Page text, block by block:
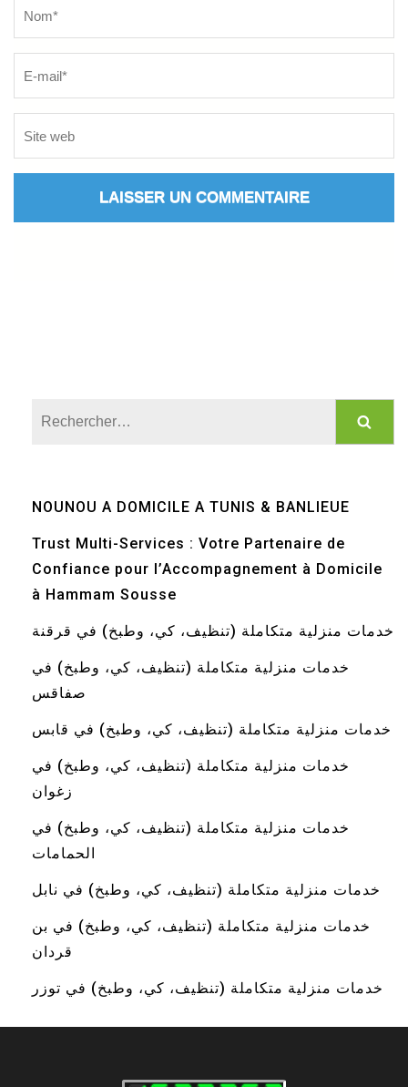
NOUNOU A DOMICILE A TUNIS & BANLIEUE
Trust Multi-Services : Votre Partenaire de
Confiance pour l’Accompagnement à Domicile
à Hammam Sousse
خدمات منزلية متكاملة (تنظيف، كي، وطبخ) في قرقنة
خدمات منزلية متكاملة (تنظيف، كي، وطبخ) في
صفاقس
خدمات منزلية متكاملة (تنظيف، كي، وطبخ) في قابس
خدمات منزلية متكاملة (تنظيف، كي، وطبخ) في
زغوان
خدمات منزلية متكاملة (تنظيف، كي، وطبخ) في
الحمامات
خدمات منزلية متكاملة (تنظيف، كي، وطبخ) في نابل
خدمات منزلية متكاملة (تنظيف، كي، وطبخ) في بن
قردان
خدمات منزلية متكاملة (تنظيف، كي، وطبخ) في توزر